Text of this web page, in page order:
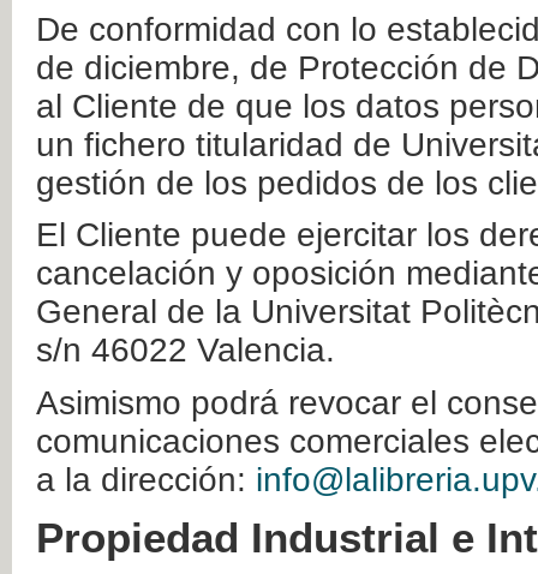
De conformidad con lo
de diciembre, de Protección de
al Cliente de que los datos
un fichero titularidad de
gestión de los pedidos de los
El Cliente puede ejercitar los
cancelación y oposición
General de la Universitat
s/n 46022 Valencia.
Asimismo podrá revocar el
comunicaciones comerciales
a la dirección:
Propiedad Industrial e